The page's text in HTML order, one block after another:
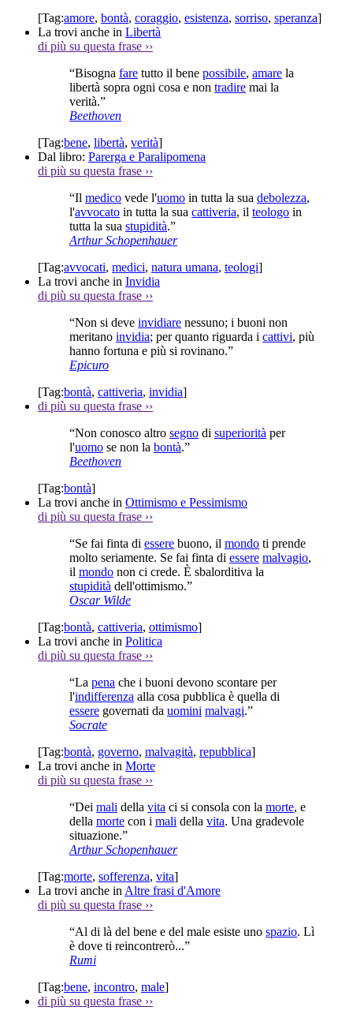
[Tag:amore, bontà, coraggio, esistenza, sorriso, speranza]
La trovi anche in Libertà
di più su questa frase ››
“Bisogna fare tutto il bene possibile, amare la
libertà sopra ogni cosa e non tradire mai la
verità.”
Beethoven
[Tag:bene, libertà, verità]
Dal libro: Parerga e Paralipomena
di più su questa frase ››
“Il medico vede l'uomo in tutta la sua debolezza,
l'avvocato in tutta la sua cattiveria, il teologo in
tutta la sua stupidità.”
Arthur Schopenhauer
[Tag:avvocati, medici, natura umana, teologi]
La trovi anche in Invidia
di più su questa frase ››
“Non si deve invidiare nessuno; i buoni non
meritano invidia; per quanto riguarda i cattivi, più
hanno fortuna e più si rovinano.”
Epicuro
[Tag:bontà, cattiveria, invidia]
di più su questa frase ››
“Non conosco altro segno di superiorità per
l'uomo se non la bontà.”
Beethoven
[Tag:bontà]
La trovi anche in Ottimismo e Pessimismo
di più su questa frase ››
“Se fai finta di essere buono, il mondo ti prende
molto seriamente. Se fai finta di essere malvagio,
il mondo non ci crede. È sbalorditiva la
stupidità dell'ottimismo.”
Oscar Wilde
[Tag:bontà, cattiveria, ottimismo]
La trovi anche in Politica
di più su questa frase ››
“La pena che i buoni devono scontare per
l'indifferenza alla cosa pubblica è quella di
essere governati da uomini malvagi.”
Socrate
[Tag:bontà, governo, malvagità, repubblica]
La trovi anche in Morte
di più su questa frase ››
“Dei mali della vita ci si consola con la morte, e
della morte con i mali della vita. Una gradevole
situazione.”
Arthur Schopenhauer
[Tag:morte, sofferenza, vita]
La trovi anche in Altre frasi d'Amore
di più su questa frase ››
“Al di là del bene e del male esiste uno spazio. Lì
è dove ti reincontrerò...”
Rumi
[Tag:bene, incontro, male]
di più su questa frase ››